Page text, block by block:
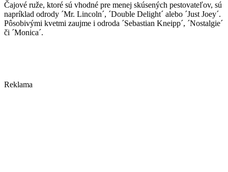
Čajové ruže, ktoré sú vhodné pre menej skúsených pestovateľov, sú
napríklad odrody ´Mr. Lincoln´, ´Double Delight´ alebo ´Just Joey´.
Pôsobivými kvetmi zaujme i odroda ´Sebastian Kneipp´, ´Nostalgie´
či ´Monica´.
Reklama